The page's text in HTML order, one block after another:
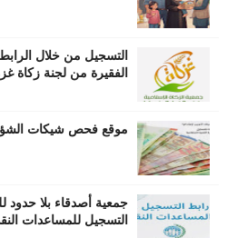
التسجيل من خلال
الفقيرة من لجنة زكاة
موقع فحص شيكات
جمعية أصدقاء بلا حدود
التسجيل للمساعدات